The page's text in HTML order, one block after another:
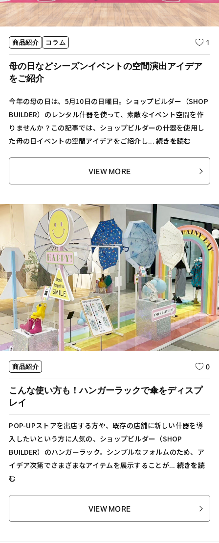
商品紹介 コラム 1
母の日などシーズンイベントの空間演出アイデア
をご紹介
今年の母の日は、5月10日の日曜日。ショップビルダー（SHOP
BUILDER）のレンタル什器を使って、素敵なイベント空間を作
りませんか？この記事では、ショップビルダーの什器を使用し
た母の日イベントの空間アイデアをご紹介し...続きを読む
VIEW MORE
商品紹介 0
こんな使い方も！ハンガーラックで傘をディスプ
レイ
POP-UPストアを出店する方や、既存の店舗に新しい什器を導
入したいという方に人気の、ショップビルダー（SHOP
BUILDER）のハンガーラック。シンプルなフォルムのため、ア
イデア次第でさまざまなアイテムを展示することが... 続きを読
む
VIEW MORE